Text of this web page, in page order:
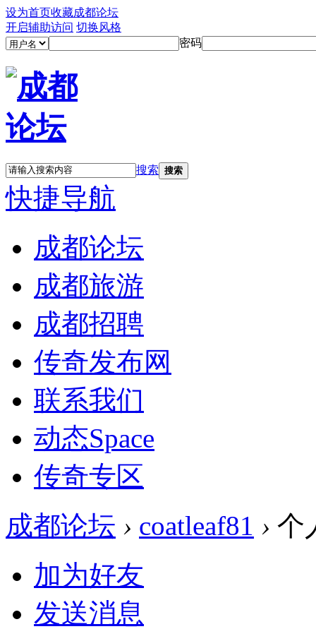
设为首页收藏成都论坛
开启辅助访问 切换风格
密码
搜索 搜索
快捷导航
成都论坛
成都旅游
成都招聘
传奇发布网
联系我们
动态Space
传奇专区
成都论坛 › coatleaf81 › 个
加为好友
发送消息